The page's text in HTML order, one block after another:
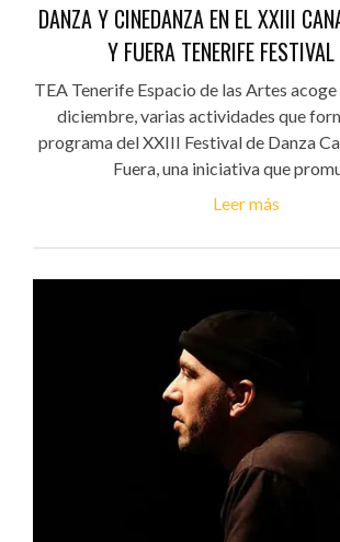
DANZA Y CINEDANZA EN EL XXIII
Y FUERA TENERIFE
TEA Tenerife Espacio de las Artes acoge
diciembre, varias actividades que
programa del XXIII Festival de Danza
Fuera, una iniciativa que
Leer más